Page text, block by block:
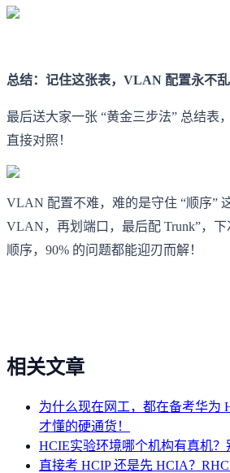
总结：记住这张表，VLAN 配置永不乱
最后送大家一张 “黄金三步法” 总结表
直接对照！
VLAN 配置不难，难的是守住 “顺序”
VLAN，再划端口，最后配 Trunk”，
顺序，90% 的问题都能迎刃而解！
相关文章
为什么现在网工，都在备考华为
才懂的硬通货！
HCIE实验环境哪个机构有真机？
直接考 HCIP 还是先 HCIA？